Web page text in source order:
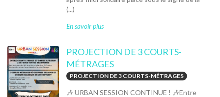
(...)
En savoir plus
PROJECTION DE 3 COURTS-
MÉTRAGES
PROJECTION DE 3 COURTS-MÉTRAGES
🎶 URBAN SESSION CONTINUE ! 🎶Entre